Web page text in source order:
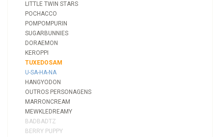
LITTLE TWIN STARS
POCHACCO
POMPOMPURIN
SUGARBUNNIES
DORAEMON
KEROPPI
TUXEDOSAM
U-SA-HA-NA
HANGYODON
OUTROS PERSONAGENS
MARRONCREAM
MEWKLEDREAMY
BADBADTZ
BERRY PUPPY